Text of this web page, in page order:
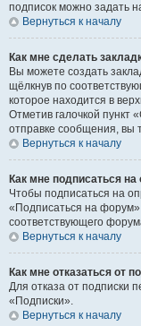
подписок можно задать
Вернуться к началу
Как мне сделать
Вы можете создать
щёлкнув по
которое находится в
Отметив галочкой пункт
отправке сообщения, вы
Вернуться к началу
Как мне подписаться
Чтобы подписаться на
«Подписаться на
соответствующего
Вернуться к началу
Как мне отказаться от
Для отказа от подписки
«Подписки».
Вернуться к началу